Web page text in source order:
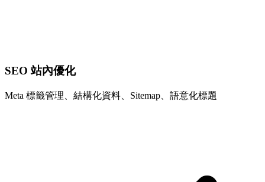
SEO 站內優化
Meta 標籤管理、結構化資料、Sitemap、語意化標題